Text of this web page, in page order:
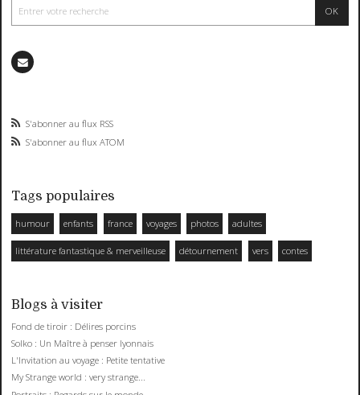
S'abonner au flux RSS
S'abonner au flux ATOM
Tags populaires
humour enfants france voyages photos adultes
littérature fantastique & merveilleuse détournement vers contes
Blogs à visiter
Fond de tiroir : Délires porcins
Solko : Un Maître à penser lyonnais
L'Invitation au voyage : Petite tentative
My Strange world : very strange...